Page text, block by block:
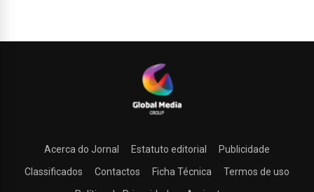
Acerca do Jornal Estatuto editorial
Publicidade
Classificados
Contactos Ficha Técnica
Termos de uso